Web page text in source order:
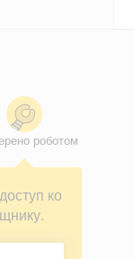
роботом
ко